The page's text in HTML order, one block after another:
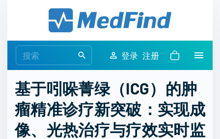
e
r
c
h
f
登录 注册
基于吲哚菁绿（ICG）的肿
瘤精准诊疗新突破：实现成
像、光热治疗与疗效实时监